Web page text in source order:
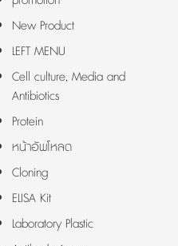
New Product
LEFT MENU
Cell culture, Media and
Antibiotics
Protein
หน้าอัพโหลด
Cloning
ELISA Kit
Laboratory Plastic